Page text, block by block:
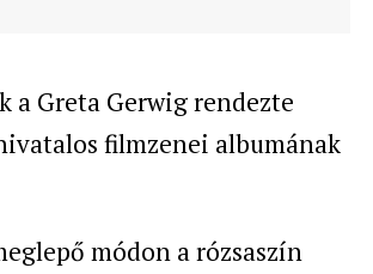
a Greta Gerwig rendezte
filmzenei albumának
módon a rózsaszín